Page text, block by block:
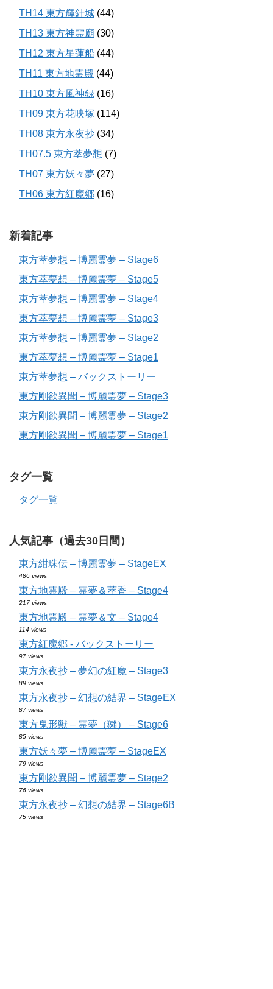
TH14 東方輝針城 (44)
TH13 東方神霊廟 (30)
TH12 東方星蓮船 (44)
TH11 東方地霊殿 (44)
TH10 東方風神録 (16)
TH09 東方花映塚 (114)
TH08 東方永夜抄 (34)
TH07.5 東方萃夢想 (7)
TH07 東方妖々夢 (27)
TH06 東方紅魔郷 (16)
新着記事
東方萃夢想 – 博麗霊夢 – Stage6
東方萃夢想 – 博麗霊夢 – Stage5
東方萃夢想 – 博麗霊夢 – Stage4
東方萃夢想 – 博麗霊夢 – Stage3
東方萃夢想 – 博麗霊夢 – Stage2
東方萃夢想 – 博麗霊夢 – Stage1
東方萃夢想 – バックストーリー
東方剛欲異聞 – 博麗霊夢 – Stage3
東方剛欲異聞 – 博麗霊夢 – Stage2
東方剛欲異聞 – 博麗霊夢 – Stage1
タグ一覧
タグ一覧
人気記事（過去30日間）
東方紺珠伝 – 博麗霊夢 – StageEX
486 views
東方地霊殿 – 霊夢＆萃香 – Stage4
217 views
東方地霊殿 – 霊夢＆文 – Stage4
114 views
東方紅魔郷 - バックストーリー
97 views
東方永夜抄 – 夢幻の紅魔 – Stage3
89 views
東方永夜抄 – 幻想の結界 – StageEX
87 views
東方鬼形獣 – 霊夢（獺） – Stage6
85 views
東方妖々夢 – 博麗霊夢 – StageEX
79 views
東方剛欲異聞 – 博麗霊夢 – Stage2
76 views
東方永夜抄 – 幻想の結界 – Stage6B
75 views